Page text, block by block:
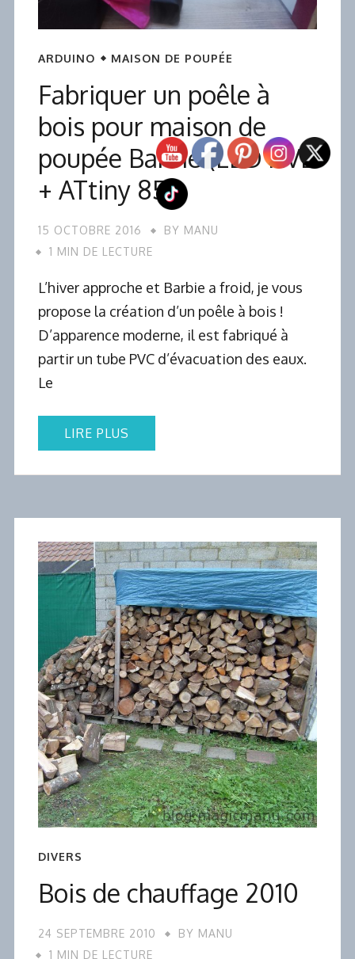
ARDUINO MAISON DE POUPÉE
Fabriquer un poêle à
bois pour maison de
poupée Barbie (LED RVB
+ ATtiny 85)
15 OCTOBRE 2016 BY MANU
1 MIN DE LECTURE
L’hiver approche et Barbie a froid, je vous
propose la création d’un poêle à bois !
D’apparence moderne, il est fabriqué à
partir un tube PVC d’évacuation des eaux.
Le
LIRE PLUS
DIVERS
Bois de chauffage 2010
24 SEPTEMBRE 2010 BY MANU
1 MIN DE LECTURE